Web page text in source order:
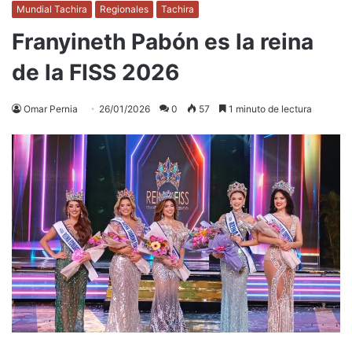
Mundial Tachira Regionales Tachira
​Franyineth Pabón es la reina
de la FISS 2026
Omar Pernia 26/01/2026 0 57 1 minuto de lectura